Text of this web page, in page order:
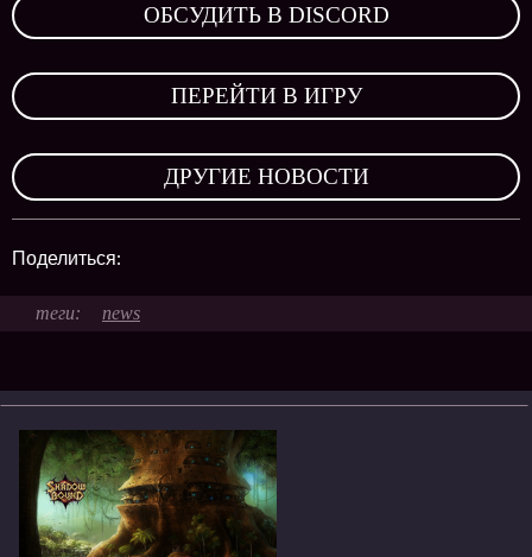
ОБСУДИТЬ В DISCORD
ПЕРЕЙТИ В ИГРУ
ДРУГИЕ НОВОСТИ
Поделиться:
news